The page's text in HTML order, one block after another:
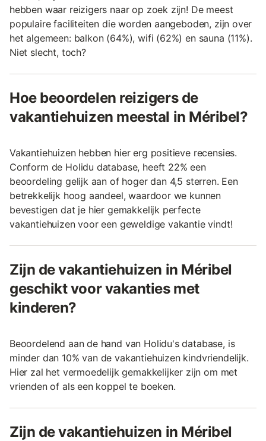
hebben waar reizigers naar op zoek zijn! De meest
populaire faciliteiten die worden aangeboden, zijn over
het algemeen: balkon (64%), wifi (62%) en sauna (11%).
Niet slecht, toch?
Hoe beoordelen reizigers de
vakantiehuizen meestal in Méribel?
Vakantiehuizen hebben hier erg positieve recensies.
Conform de Holidu database, heeft 22% een
beoordeling gelijk aan of hoger dan 4,5 sterren. Een
betrekkelijk hoog aandeel, waardoor we kunnen
bevestigen dat je hier gemakkelijk perfecte
vakantiehuizen voor een geweldige vakantie vindt!
Zijn de vakantiehuizen in Méribel
geschikt voor vakanties met
kinderen?
Beoordelend aan de hand van Holidu's database, is
minder dan 10% van de vakantiehuizen kindvriendelijk.
Hier zal het vermoedelijk gemakkelijker zijn om met
vrienden of als een koppel te boeken.
Zijn de vakantiehuizen in Méribel